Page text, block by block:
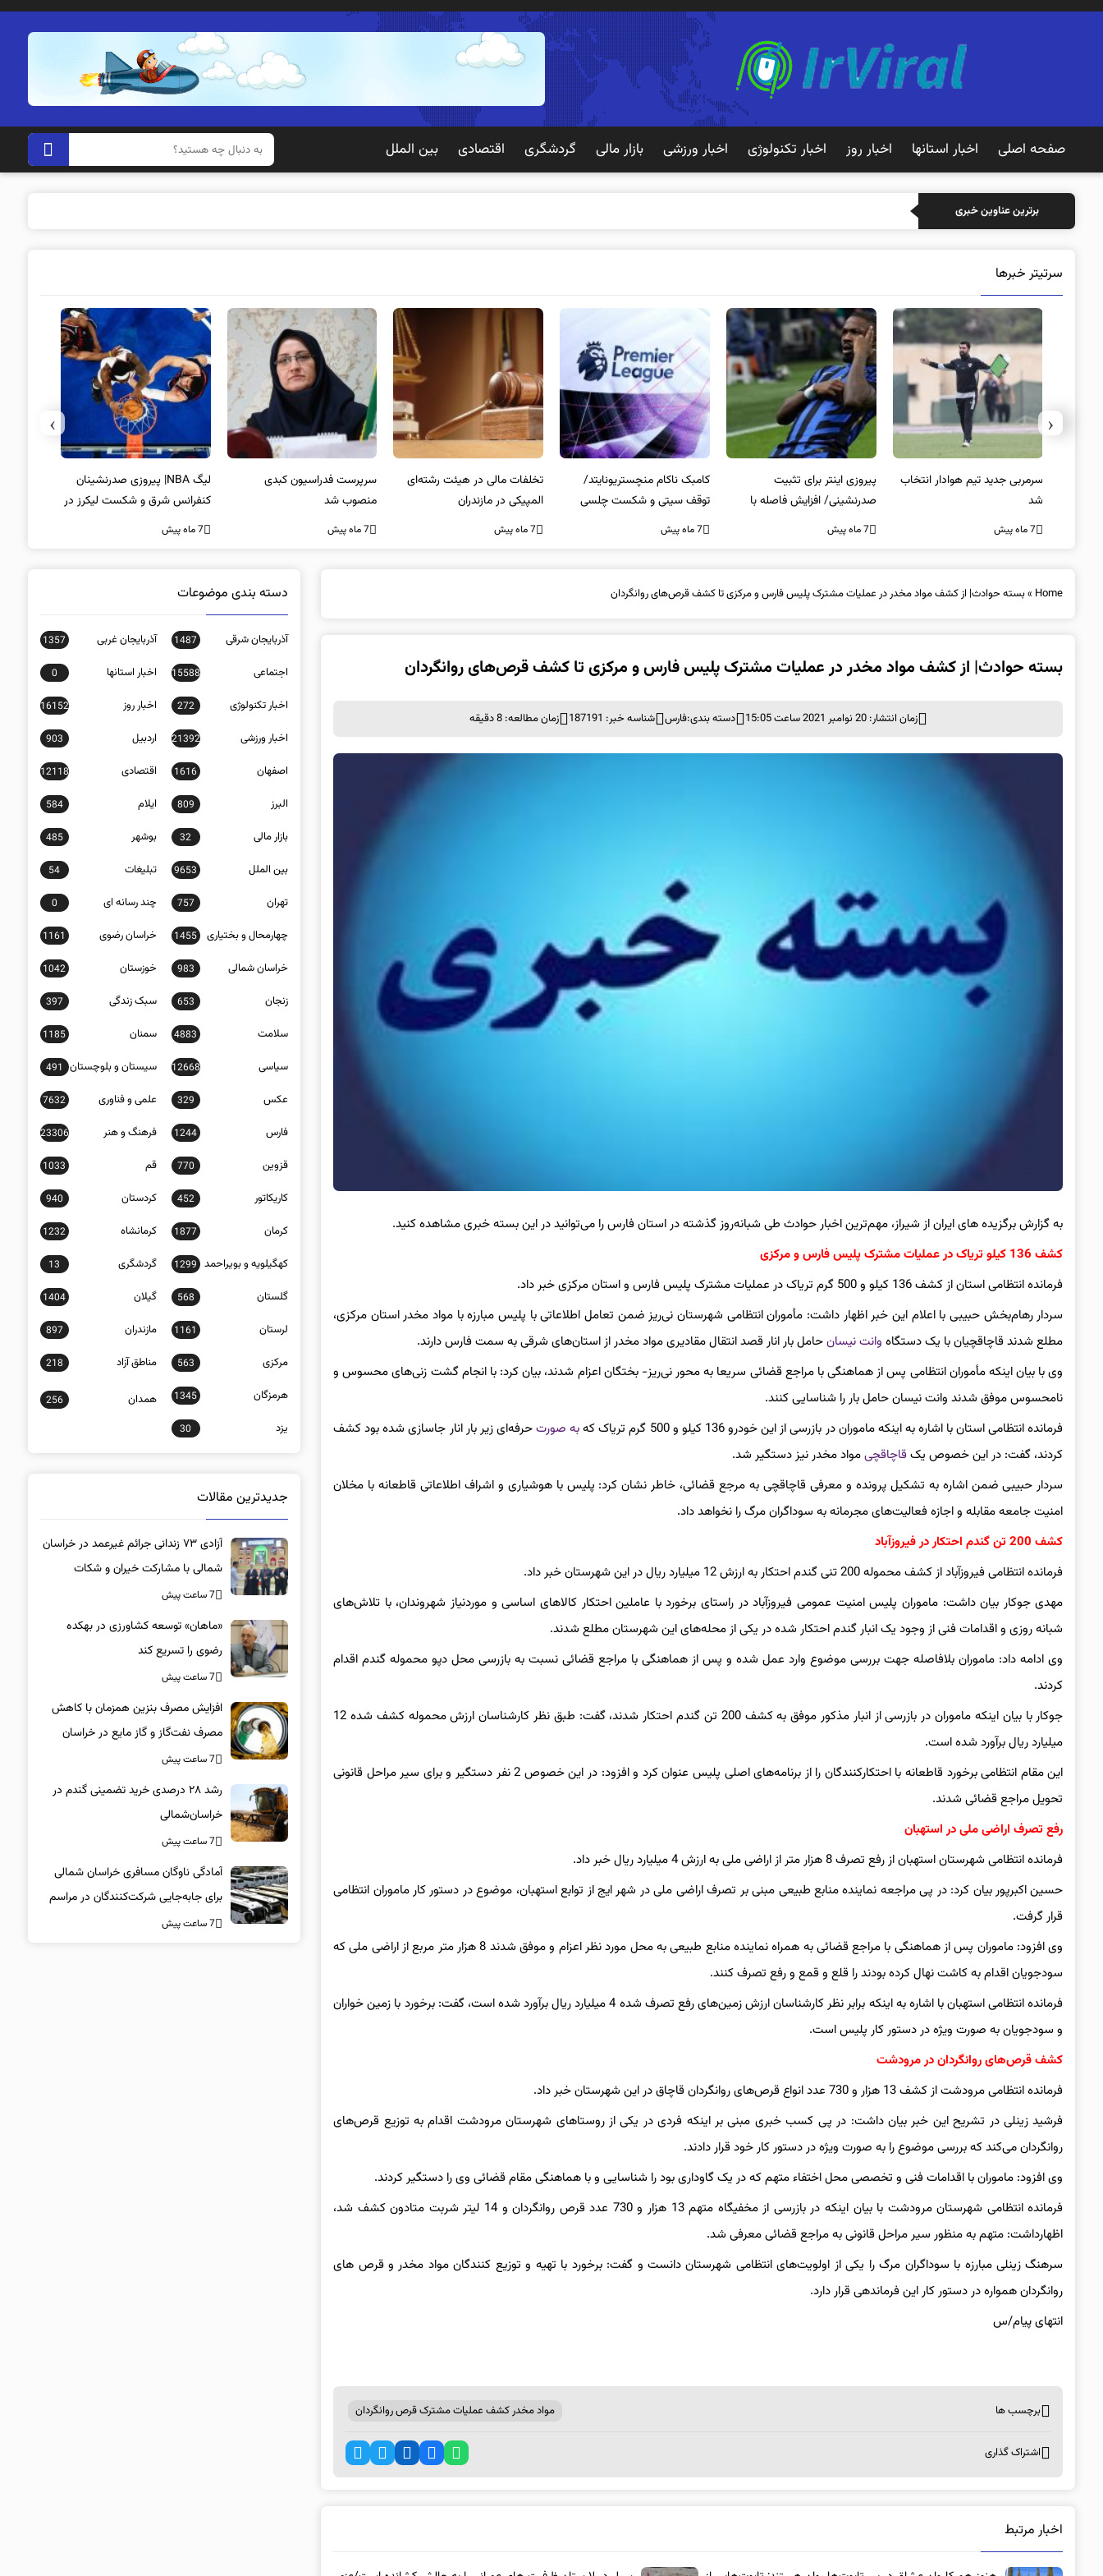
صفحه اصلی اخبار استانها اخبار روز اخبار تکنولوژی اخبار ورزشی بازار مالی گردشگری اقتصادی بین الملل
برترین عناوین خبری
سرتیتر خبرها
سرمربی جدید تیم هوادار انتخاب
شد
7 ماه پیش
پیروزی اینتر برای تثبیت
صدرنشینی/ افزایش فاصله با
ناپولی
7 ماه پیش
کامبک ناکام منچستریونایتد/
توقف سیتی و شکست چلسی
7 ماه پیش
تخلفات مالی در هیئت رشته‌ای
المپیکی در مازندران
7 ماه پیش
سرپرست فدراسیون کبدی
منصوب شد
7 ماه پیش
لیگ NBA| پیروزی صدرنشینان
کنفرانس شرق و شکست لیکرز در
غیاب جیمز
7 ماه پیش
‹
›
Home
»بسته حوادث| از کشف مواد مخدر در عملیات مشترک پلیس فارس و مرکزی تا کشف قرص‌های روانگردان
بسته حوادث| از کشف مواد مخدر در عملیات مشترک پلیس فارس و مرکزی تا کشف قرص‌های روانگردان
زمان انتشار: 20 نوامبر 2021 ساعت 15:05 دسته بندی:فارس شناسه خبر: 187191 زمان مطالعه: 8 دقیقه
به گزارش برگزیده های ایران از شیراز، مهم‌ترین اخبار حوادث طی شبانه‌روز گذشته در استان فارس را می‌توانید در این بسته خبری مشاهده کنید.
کشف 136 کیلو تریاک در عملیات مشترک پلیس فارس و مرکزی
فرمانده انتظامی استان از کشف 136 کیلو و 500 گرم تریاک در عملیات مشترک پلیس فارس و استان مرکزی خبر داد.
سردار رهام‌بخش حبیبی با اعلام این خبر اظهار داشت: مأموران انتظامی شهرستان نی‌ریز ضمن تعامل اطلاعاتی با پلیس مبارزه با مواد مخدر استان مرکزی،
مطلع شدند قاچاقچیان با یک دستگاه وانت نیسانحامل بار انار قصد انتقال مقادیری مواد مخدر از استان‌های شرقی به سمت فارس دارند.
وی با بیان اینکه مأموران انتظامی پس از هماهنگی با مراجع قضائی سریعا به محور نی‌ریز- بختگان اعزام شدند، بیان کرد: با انجام گشت زنی‌های محسوس و
نامحسوس موفق شدند وانت نیسان حامل بار را شناسایی کنند.
فرمانده انتظامی استان با اشاره به اینکه ماموران در بازرسی از این خودرو 136 کیلو و 500 گرم تریاک که
به صورتحرفه‌ای زیر بار انار جاسازی شده بود کشف
کردند، گفت: در این خصوص یکقاچاقچیمواد مخدر نیز دستگیر شد.
سردار حبیبی ضمن اشاره به تشکیل پرونده و معرفی قاچاقچی به مرجع قضائی، خاطر نشان کرد: پلیس با هوشیاری و اشراف اطلاعاتی قاطعانه با مخلان
امنیت جامعه مقابله و اجازه فعالیت‌های مجرمانه به سوداگران مرگ را نخواهد داد.
کشف 200 تن گندم احتکار در فیروزآباد
فرمانده انتظامی فیروزآباد از کشف محموله 200 تنی گندم احتکار به ارزش 12 میلیارد ریال در این شهرستان خبر داد.
مهدی جوکار بیان داشت: ماموران پلیس امنیت عمومی فیروزآباد در راستای برخورد با عاملین احتکار کالاهای اساسی و موردنیاز شهروندان، با تلاش‌های
شبانه روزی و اقدامات فنی از وجود یک انبار گندم احتکار شده در یکی از محله‌های این شهرستان مطلع شدند.
وی ادامه داد: ماموران بلافاصله جهت بررسی موضوع وارد عمل شده و پس از هماهنگی با مراجع قضائی نسبت به بازرسی محل دپو محموله گندم اقدام
کردند.
جوکار با بیان اینکه ماموران در بازرسی از انبار مذکور موفق به کشف 200 تن گندم احتکار شدند، گفت: طبق نظر کارشناسان ارزش محموله کشف شده 12
میلیارد ریال برآورد شده است.
این مقام انتظامی برخورد قاطعانه با احتکارکنندگان را از برنامه‌های اصلی پلیس عنوان کرد و افزود: در این خصوص 2 نفر دستگیر و برای سیر مراحل قانونی
تحویل مراجع قضائی شدند.
رفع تصرف اراضی ملی در استهبان
فرمانده انتظامی شهرستان استهبان از رفع تصرف 8 هزار متر از اراضی ملی به ارزش 4 میلیارد ریال خبر داد.
حسین اکبرپور بیان کرد: در پی مراجعه نماینده منابع طبیعی مبنی بر تصرف اراضی ملی در شهر ایج از توابع استهبان، موضوع در دستور کار ماموران انتظامی
قرار گرفت.
وی افزود: ماموران پس از هماهنگی با مراجع قضائی به همراه نماینده منابع طبیعی به محل مورد نظر اعزام و موفق شدند 8 هزار متر مربع از اراضی ملی که
سودجویان اقدام به کاشت نهال کرده بودند را قلع و قمع و رفع تصرف کنند.
فرمانده انتظامی استهبان با اشاره به اینکه برابر نظر کارشناسان ارزش زمین‌های رفع تصرف شده 4 میلیارد ریال برآورد شده است، گفت: برخورد با زمین خواران
و سودجویان به صورت ویژه در دستور کار پلیس است.
کشف قرص‌های روانگردان در مرودشت
فرمانده انتظامی مرودشت از کشف 13 هزار و 730 عدد انواع قرص‌های روانگردان قاچاق در این شهرستان خبر داد.
فرشید زینلی در تشریح این خبر بیان داشت: در پی کسب خبری مبنی بر اینکه فردی در یکی از روستاهای شهرستان مرودشت اقدام به توزیع قرص‌های
روانگردان می‌کند که بررسی موضوع را به صورت ویژه در دستور کار خود قرار دادند.
وی افزود: ماموران با اقدامات فنی و تخصصی محل اختفاء متهم که در یک گاوداری بود را شناسایی و با هماهنگی مقام قضائی وی را دستگیر کردند.
فرمانده انتظامی شهرستان مرودشت با بیان اینکه در بازرسی از مخفیگاه متهم 13 هزار و 730 عدد قرص روانگردان و 14 لیتر شربت متادون کشف شد،
اظهارداشت: متهم به منظور سیر مراحل قانونی به مراجع قضائی معرفی شد.
سرهنگ زینلی مبارزه با سوداگران مرگ را یکی از اولویت‌های انتظامی شهرستان دانست و گفت: برخورد با تهیه و توزیع کنندگان مواد مخدر و قرص های
روانگردان همواره در دستور کار این فرماندهی قرار دارد.
انتهای پیام/س
برچسب ها مواد مخدر کشف عملیات مشترک قرص روانگردان
اشتراک گذاری
اخبار مرتبط
دسته بندی موضوعات
آذربایجان شرقی 1487 آذربایجان غربی 1357
اجتماعی 15588 اخبار استانها 0
اخبار تکنولوژی 272 اخبار روز 16152
اخبار ورزشی 21392 اردبیل 903
اصفهان 1616 اقتصادی 12118
البرز 809 ایلام 584
بازار مالی 32 بوشهر 485
بین الملل 9653 تبلیغات 54
تهران 757 چند رسانه ای 0
چهارمحال و بختیاری 1455 خراسان رضوی 1161
خراسان شمالی 983 خوزستان 1042
زنجان 653 سبک زندگی 397
سلامت 4883 سمنان 1185
سیاسی 12668 سیستان و بلوچستان 491
عکس 329 علمی و فناوری 7632
فارس 1244 فرهنگ و هنر 23306
قزوین 770 قم 1033
کاریکاتور 452 کردستان 940
کرمان 1877 کرمانشاه 1232
کهگیلویه و بویراحمد 1299 گردشگری 13
گلستان 568 گیلان 1404
لرستان 1161 مازندران 897
مرکزی 563 مناطق آزاد 218
هرمزگان 1345 همدان 256
یزد 30
جدیدترین مقالات
آزادی ۷۳ زندانی جرائم غیرعمد در خراسان
شمالی با مشارکت خیران و شکات
7 ساعت پیش
«ماهان» توسعه کشاورزی در بهکده
رضوی را تسریع کند
7 ساعت پیش
افزایش مصرف بنزین همزمان با کاهش
مصرف نفت‌گاز و گاز مایع در خراسان
شمالی
7 ساعت پیش
رشد ۲۸ درصدی خرید تضمینی گندم در
خراسان‌شمالی
7 ساعت پیش
آمادگی ناوگان مسافری خراسان شمالی
برای جابه‌جایی شرکت‌کنندگان در مراسم
تشییع پیکر مطهر امام شهید
7 ساعت پیش